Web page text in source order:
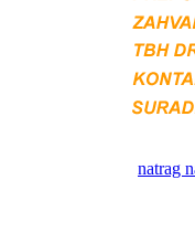
natrag